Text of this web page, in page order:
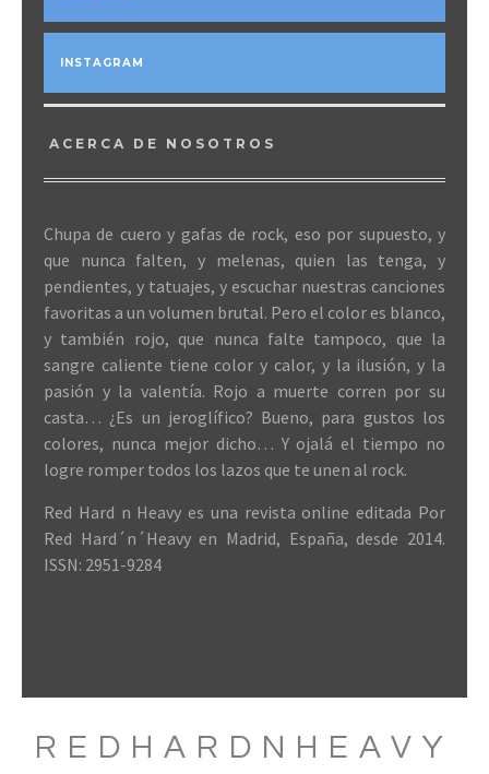
INSTAGRAM
ACERCA DE NOSOTROS
Chupa de cuero y gafas de rock, eso por supuesto, y
que nunca falten, y melenas, quien las tenga, y
pendientes, y tatuajes, y escuchar nuestras canciones
favoritas a un volumen brutal. Pero el color es blanco,
y también rojo, que nunca falte tampoco, que la
sangre caliente tiene color y calor, y la ilusión, y la
pasión y la valentía. Rojo a muerte corren por su
casta… ¿Es un jeroglífico? Bueno, para gustos los
colores, nunca mejor dicho… Y ojalá el tiempo no
logre romper todos los lazos que te unen al rock.
Red Hard n Heavy es una revista online editada Por
Red Hard´n´Heavy en Madrid, España, desde 2014.
ISSN: 2951-9284
REDHARDNHEAVY